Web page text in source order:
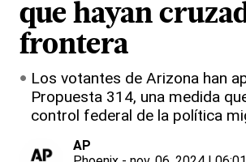
que hayan
frontera
Los votantes de Arizona han
Propuesta 314, una medida
control federal de la política
AP